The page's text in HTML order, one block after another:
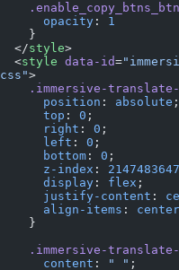
      opacity
: 1
    }
  </
style>
  <
style data-id=
css">
.immersive-
      position
: absolute ;
      top
: 0 ;
      right
: 0 ;
      left
: 0 ;
      bottom
: 0 ;
      z-index
: 2147483647
      display
: flex ;
      justify-content
:
      align-items
: center
    }
.immersive-
      content
: " " ;